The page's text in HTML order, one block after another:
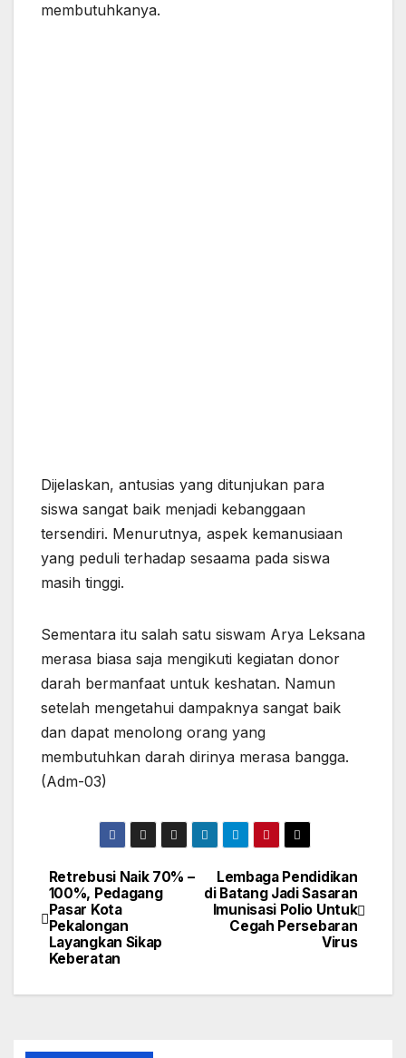
membutuhkanya.
Dijelaskan, antusias yang ditunjukan para
siswa sangat baik menjadi kebanggaan
tersendiri. Menurutnya, aspek kemanusiaan
yang peduli terhadap sesaama pada siswa
masih tinggi.
Sementara itu salah satu siswam Arya Leksana
merasa biasa saja mengikuti kegiatan donor
darah bermanfaat untuk keshatan. Namun
setelah mengetahui dampaknya sangat baik
dan dapat menolong orang yang
membutuhkan darah dirinya merasa bangga.
(Adm-03)
Navigasi
pos
Lembaga Pendidikan
di Batang Jadi Sasaran
Imunisasi Polio Untuk
Cegah Persebaran
Virus
Retrebusi Naik 70% –
100%, Pedagang
Pasar Kota
Pekalongan
Layangkan Sikap
Keberatan